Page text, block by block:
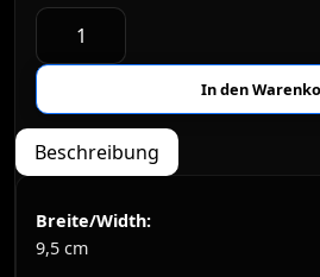
Beschreibung
Breite/Width:
9,5 cm